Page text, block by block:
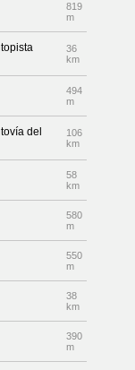
819
m
36
km
494
m
del
106
km
58
km
580
m
550
m
38
km
390
m